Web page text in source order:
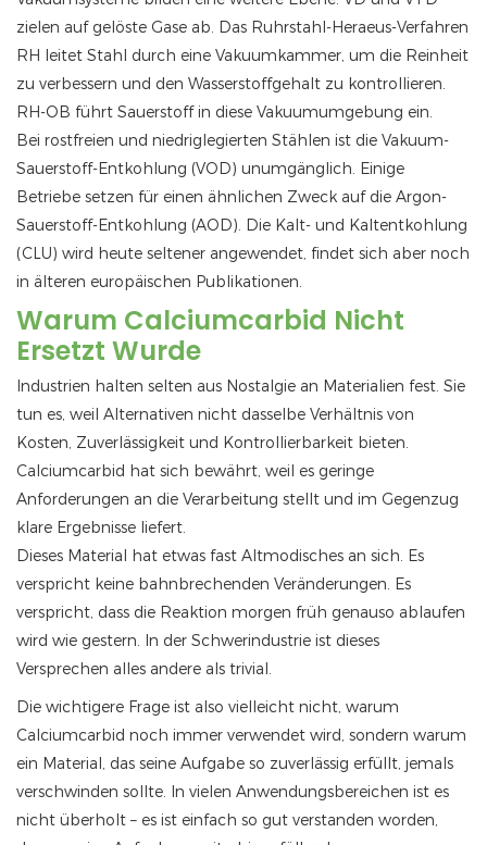
zielen auf gelöste Gase ab. Das Ruhrstahl-Heraeus-Verfahren
RH leitet Stahl durch eine Vakuumkammer, um die Reinheit
zu verbessern und den Wasserstoffgehalt zu kontrollieren.
RH-OB führt Sauerstoff in diese Vakuumumgebung ein.
Bei rostfreien und niedriglegierten Stählen ist die Vakuum-
Sauerstoff-Entkohlung (VOD) unumgänglich. Einige
Betriebe setzen für einen ähnlichen Zweck auf die Argon-
Sauerstoff-Entkohlung (AOD). Die Kalt- und Kaltentkohlung
(CLU) wird heute seltener angewendet, findet sich aber noch
in älteren europäischen Publikationen.
Warum Calciumcarbid Nicht
Ersetzt Wurde
Industrien halten selten aus Nostalgie an Materialien fest. Sie
tun es, weil Alternativen nicht dasselbe Verhältnis von
Kosten, Zuverlässigkeit und Kontrollierbarkeit bieten.
Calciumcarbid hat sich bewährt, weil es geringe
Anforderungen an die Verarbeitung stellt und im Gegenzug
klare Ergebnisse liefert.
Dieses Material hat etwas fast Altmodisches an sich. Es
verspricht keine bahnbrechenden Veränderungen. Es
verspricht, dass die Reaktion morgen früh genauso ablaufen
wird wie gestern. In der Schwerindustrie ist dieses
Versprechen alles andere als trivial.
Die wichtigere Frage ist also vielleicht nicht, warum
Calciumcarbid noch immer verwendet wird, sondern warum
ein Material, das seine Aufgabe so zuverlässig erfüllt, jemals
verschwinden sollte. In vielen Anwendungsbereichen ist es
nicht überholt – es ist einfach so gut verstanden worden,